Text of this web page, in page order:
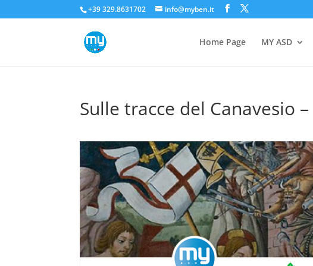
+39 329.8631702 info@myben.it
Home Page MY ASD
Sulle tracce del Canavesio